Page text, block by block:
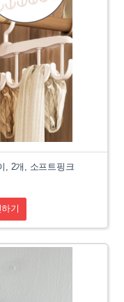
, 2개, 소프트핑크
기